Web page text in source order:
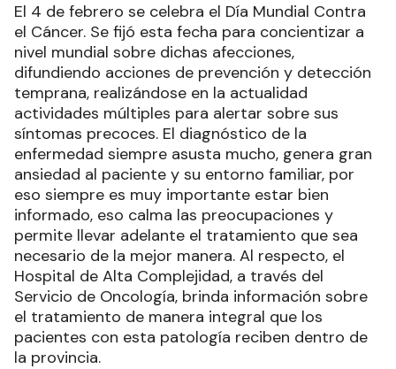
El 4 de febrero se celebra el Día Mundial Contra
el Cáncer. Se fijó esta fecha para concientizar a
nivel mundial sobre dichas afecciones,
difundiendo acciones de prevención y detección
temprana, realizándose en la actualidad
actividades múltiples para alertar sobre sus
síntomas precoces. El diagnóstico de la
enfermedad siempre asusta mucho, genera gran
ansiedad al paciente y su entorno familiar, por
eso siempre es muy importante estar bien
informado, eso calma las preocupaciones y
permite llevar adelante el tratamiento que sea
necesario de la mejor manera. Al respecto, el
Hospital de Alta Complejidad, a través del
Servicio de Oncología, brinda información sobre
el tratamiento de manera integral que los
pacientes con esta patología reciben dentro de
la provincia.